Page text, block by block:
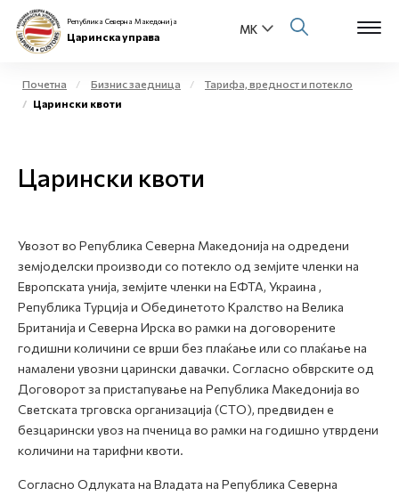
Физички лица
Е-Царина
Медиа центар
Контакт
Е-Весник
Република Северна Македонија
Царинска управа
Почетна Бизнис заедница
Тарифа, вредност и потекло
Царински квоти
Царински квоти
Увозот во Република Северна Македонија на одредени
земјоделски производи со потекло од земјите членки на
Европската унија, земјите членки на ЕФТА, Украина ,
Република Турција и Обединетото Кралство на Велика
Британија и Северна Ирска во рамки на договорените
годишни количини се врши без плаќање или со плаќање на
намалени увозни царински давачки. Согласно обврските од
Договорот за пристапување на Република Македонија во
Светската трговска организација (СТО), предвиден е
безцарински увоз на пченица во рамки на годишно утврдени
количини на тарифни квоти.
Согласно Одлуката на Владата на Република Северна